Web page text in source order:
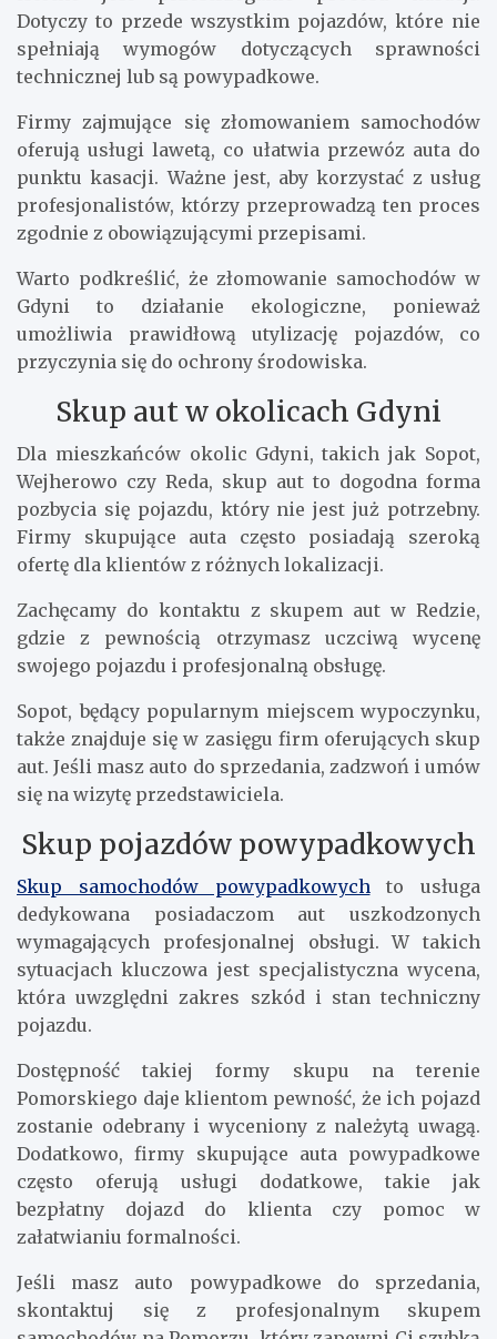
Dotyczy to przede wszystkim pojazdów, które nie
spełniają wymogów dotyczących sprawności
technicznej lub są powypadkowe.
Firmy zajmujące się złomowaniem samochodów
oferują usługi lawetą, co ułatwia przewóz auta do
punktu kasacji. Ważne jest, aby korzystać z usług
profesjonalistów, którzy przeprowadzą ten proces
zgodnie z obowiązującymi przepisami.
Warto podkreślić, że złomowanie samochodów w
Gdyni to działanie ekologiczne, ponieważ
umożliwia prawidłową utylizację pojazdów, co
przyczynia się do ochrony środowiska.
Skup aut w okolicach Gdyni
Dla mieszkańców okolic Gdyni, takich jak Sopot,
Wejherowo czy Reda, skup aut to dogodna forma
pozbycia się pojazdu, który nie jest już potrzebny.
Firmy skupujące auta często posiadają szeroką
ofertę dla klientów z różnych lokalizacji.
Zachęcamy do kontaktu z skupem aut w Redzie,
gdzie z pewnością otrzymasz uczciwą wycenę
swojego pojazdu i profesjonalną obsługę.
Sopot, będący popularnym miejscem wypoczynku,
także znajduje się w zasięgu firm oferujących skup
aut. Jeśli masz auto do sprzedania, zadzwoń i umów
się na wizytę przedstawiciela.
Skup pojazdów powypadkowych
Skup samochodów powypadkowych to usługa
dedykowana posiadaczom aut uszkodzonych
wymagających profesjonalnej obsługi. W takich
sytuacjach kluczowa jest specjalistyczna wycena,
która uwzględni zakres szkód i stan techniczny
pojazdu.
Dostępność takiej formy skupu na terenie
Pomorskiego daje klientom pewność, że ich pojazd
zostanie odebrany i wyceniony z należytą uwagą.
Dodatkowo, firmy skupujące auta powypadkowe
często oferują usługi dodatkowe, takie jak
bezpłatny dojazd do klienta czy pomoc w
załatwianiu formalności.
Jeśli masz auto powypadkowe do sprzedania,
skontaktuj się z profesjonalnym skupem